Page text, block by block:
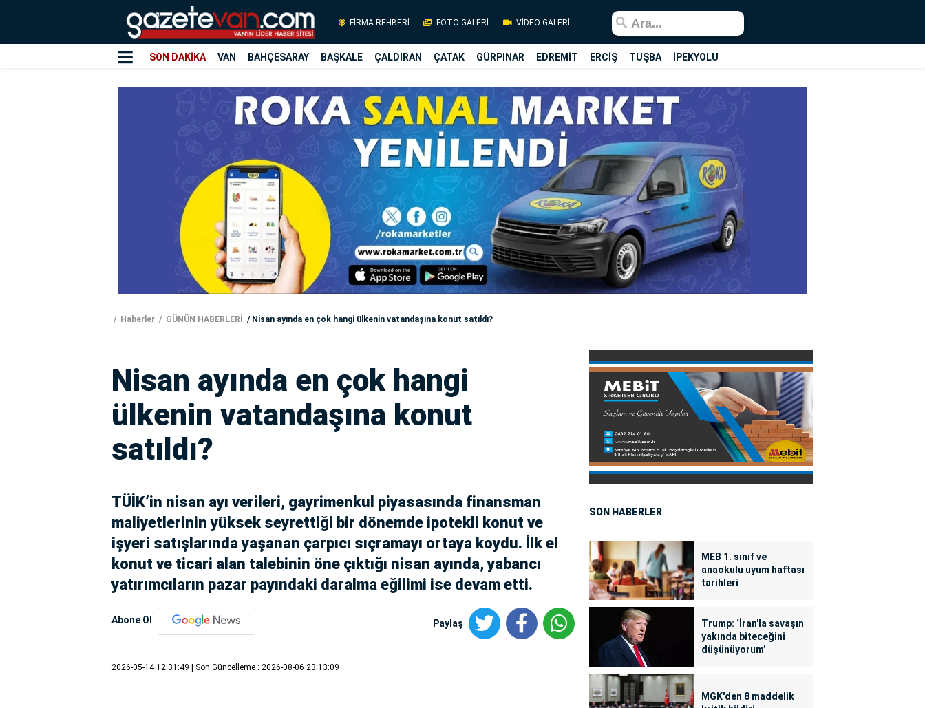
FİRMA REHBERİ FOTO GALERİ VİDEO GALERİ
SON DAKİKA VAN BAHÇESARAY BAŞKALE ÇALDIRAN ÇATAK GÜRPINAR EDREMİT ERCİŞ TUŞBA İPEKYOLU
Haberler GÜNÜN HABERLERİ Nisan ayında en çok hangi ülkenin vatandaşına konut satıldı?
Nisan ayında en çok hangi
ülkenin vatandaşına konut
satıldı?
TÜİK’in nisan ayı verileri, gayrimenkul piyasasında finansman
maliyetlerinin yüksek seyrettiği bir dönemde ipotekli konut ve
işyeri satışlarında yaşanan çarpıcı sıçramayı ortaya koydu. İlk el
konut ve ticari alan talebinin öne çıktığı nisan ayında, yabancı
yatırımcıların pazar payındaki daralma eğilimi ise devam etti.
Abone Ol Paylaş
2026-05-14 12:31:49 | Son Güncelleme : 2026-08-06 23:13:09
SON HABERLER
MEB 1. sınıf ve
anaokulu uyum haftası
tarihleri
Trump: ‘İran'la savaşın
yakında biteceğini
düşünüyorum’
MGK'den 8 maddelik